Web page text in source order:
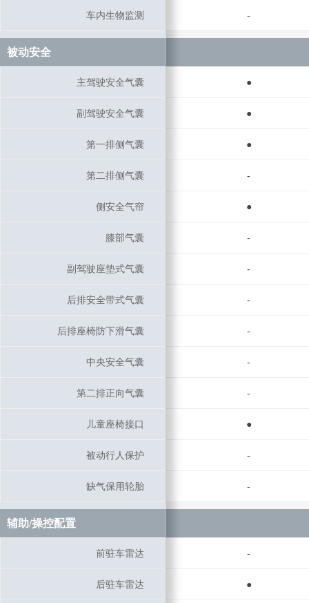
车内生物监测 -
被动安全
主驾驶安全气囊 ●
副驾驶安全气囊 ●
第一排侧气囊 ●
第二排侧气囊 -
侧安全气帘 ●
膝部气囊 -
副驾驶座垫式气囊 -
后排安全带式气囊 -
后排座椅防下滑气囊 -
中央安全气囊 -
第二排正向气囊 -
儿童座椅接口 ●
被动行人保护 -
缺气保用轮胎 -
辅助/操控配置
前驻车雷达 -
后驻车雷达 ●
车内生物监测
被动安全
主驾驶安全气囊
副驾驶安全气囊
第一排侧气囊
第二排侧气囊
侧安全气帘
膝部气囊
副驾驶座垫式气囊
后排安全带式气囊
后排座椅防下滑气囊
中央安全气囊
第二排正向气囊
儿童座椅接口
被动行人保护
缺气保用轮胎
辅助/操控配置
前驻车雷达
后驻车雷达